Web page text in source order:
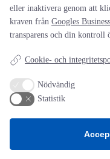
Om oss
Priser
Kontakt
GDPR
SIFU
Chalmers
Värt att besöka
Altomteknik
eller inaktivera genom att
kraven från Googles
transparens och din kontroll
Cookie- och
Nödvändig
Statistik